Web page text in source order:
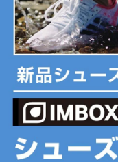
■カラー(メーカー表記):
オレンジ×レッド
■甲材(アッパー):合成繊維
■底材(ソール):ゴム底
■完走タイム:4時間前後
■形状:紐